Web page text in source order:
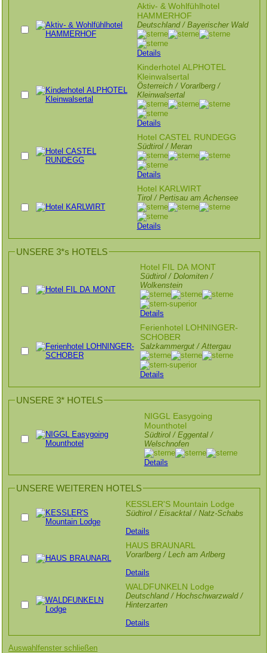
Aktiv- & Wohlfühlhotel
HAMMERHOF
Deutschland / Bayerischer Wald
Details
Kinderhotel ALPHOTEL
Kleinwalsertal
Österreich / Vorarlberg /
Kleinwalsertal
Details
Hotel CASTEL RUNDEGG
Südtirol / Meran
Details
Hotel KARLWIRT
Tirol / Pertisau am Achensee
Details
UNSERE 3*s HOTELS
Hotel FIL DA MONT
Südtirol / Dolomiten /
Wolkenstein
Details
Ferienhotel LOHNINGER-
SCHOBER
Salzkammergut / Attergau
Details
UNSERE 3* HOTELS
NIGGL Easygoing
Mounthotel
Südtirol / Eggental /
Welschnofen
Details
UNSERE WEITEREN HOTELS
KESSLER'S Mountain Lodge
Südtirol / Eisacktal / Natz-Schabs
Details
HAUS BRAUNARL
Vorarlberg / Lech am Arlberg
Details
WALDFUNKELN Lodge
Deutschland / Hochschwarzwald /
Hinterzarten
Details
Auswahlfenster schließen